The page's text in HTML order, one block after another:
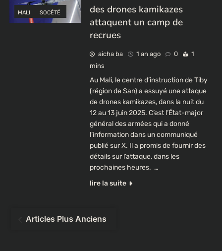
MALI SOCÉTÉ
des drones kamikazes
attaquent un camp de
recrues
aicha ba 1 an ago 0
1
mins
Au Mali, le centre d’instruction de Tiby
(région de San) a essuyé une attaque
de drones kamikazes, dans la nuit du
12 au 13 juin 2025. C’est l’État-major
général des armées qui a donné
l’information dans un communiqué
publié sur X. Il a promis de fournir des
détails sur l’attaque, dans les
prochaines heures. …
lire la suite
Articles Plus Anciens